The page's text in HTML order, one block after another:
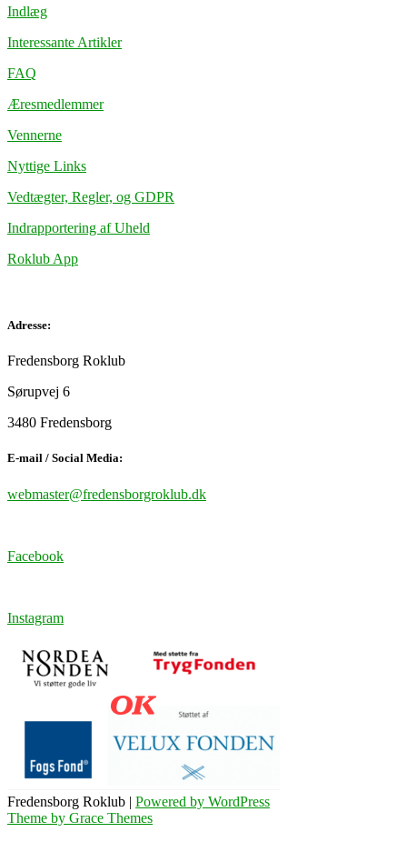
Indlæg
Interessante Artikler
FAQ
Æresmedlemmer
Vennerne
Nyttige Links
Vedtægter, Regler, og GDPR
Indrapportering af Uheld
Roklub App
Adresse:
Fredensborg Roklub
Sørupvej 6
3480 Fredensborg
E-mail / Social Media:
webmaster@fredensborgroklub.dk
Facebook
Instagram
Fredensborg Roklub | Powered by WordPress
Theme by Grace Themes